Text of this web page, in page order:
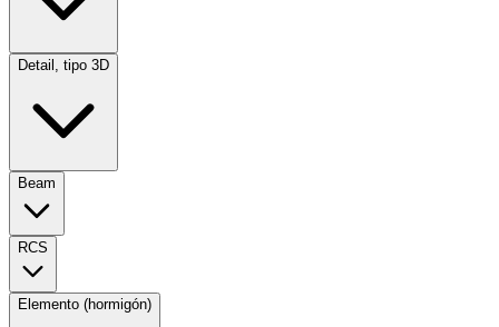
Detail, tipo 3D
Beam
RCS
Elemento (hormigón)